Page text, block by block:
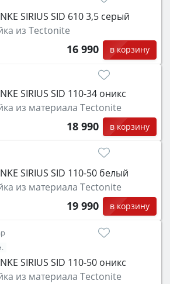
SIRIUS SID 610 3,5 серый
из Tectonite
16 990 в корзину
SIRIUS SID 110-34 оникс
из материала Tectonite
18 990 в корзину
SIRIUS SID 110-50 белый
из материала Tectonite
19 990 в корзину
SIRIUS SID 110-50 оникс
из материала Tectonite